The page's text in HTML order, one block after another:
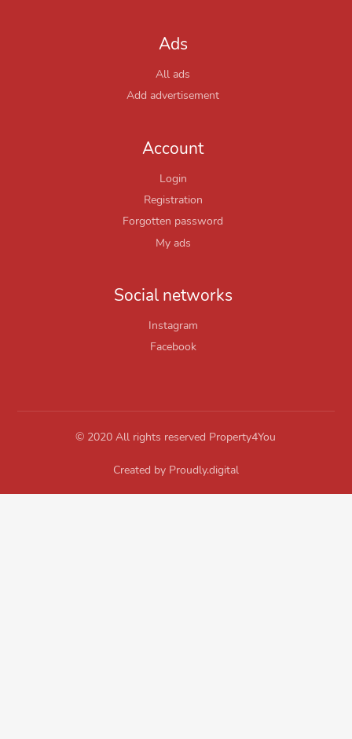
Ads
All ads
Add advertisement
Account
Login
Registration
Forgotten password
My ads
Social networks
Instagram
Facebook
© 2020 All rights reserved Property4You
Created by Proudly.digital